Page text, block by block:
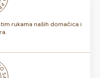
rukama naših domaćica i